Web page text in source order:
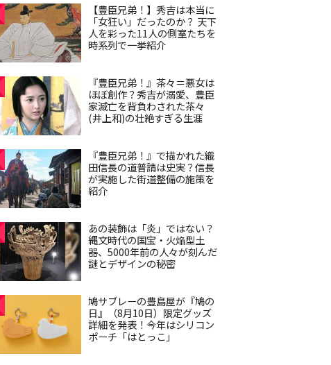
【豊臣兄弟！】秀吉は本当に
「女狂い」だったのか？ 天下
人を彩った11人の側室たちを
時系列で一挙紹介
『豊臣兄弟！』茶々＝悪女は
ほぼ創作？秀吉が溺愛、豊臣
家滅亡を背負わされた茶々
(井上和)の壮絶すぎる生涯
『豊臣兄弟！』で描かれた織
田信長の道普請は史実？信長
が実施した街道整備の施策を
紹介
あの装飾は「炎」ではない？
縄文時代の国宝・火焔型土
器、5000年前の人々が刻んだ
謎とデザインの秘密
鳩サブレーの豊島屋が『鳩の
日』（8月10日）限定グッズ
詳細を発表！今年はシリコン
ポーチ「はとっこ」